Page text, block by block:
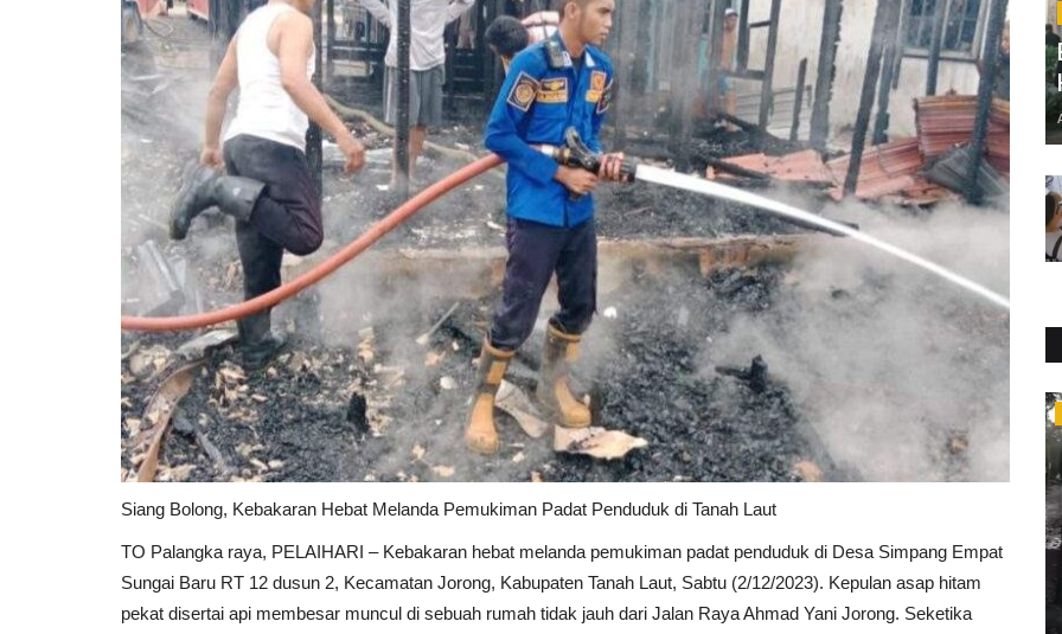
Siang Bolong, Kebakaran Hebat Melanda Pemukiman Padat Penduduk di Tanah Laut
TO Palangka raya, PELAIHARI – Kebakaran hebat melanda pemukiman padat penduduk di Desa Simpang Empat
Sungai Baru RT 12 dusun 2, Kecamatan Jorong, Kabupaten Tanah Laut, Sabtu (2/12/2023). Kepulan asap hitam
pekat disertai api membesar muncul di sebuah rumah tidak jauh dari Jalan Raya Ahmad Yani Jorong. Seketika
Kriminal PALANGKA RAYA